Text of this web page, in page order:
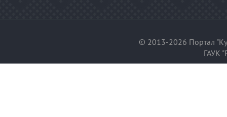
© 2013-2026 Портал
ГАУК